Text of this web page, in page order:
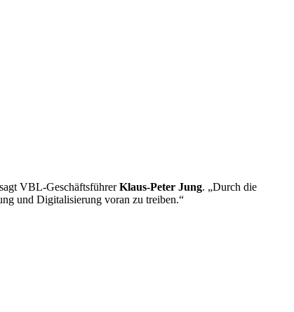
VBL-GeschäftsführerKlaus-Peter Jung. „Durch die
und Digitalisierung voran zu treiben.“